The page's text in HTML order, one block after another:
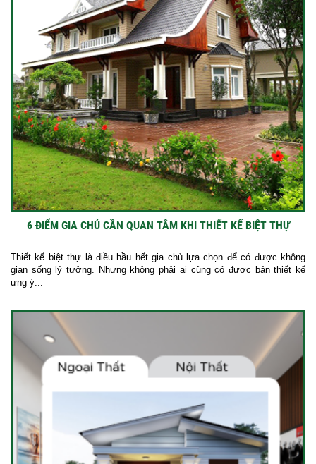
6 ĐIỂM GIA CHỦ CẦN QUAN TÂM KHI THIẾT KẾ BIỆT THỰ
Thiết kế biệt thự là điều hầu hết gia chủ lựa chọn để có được không
gian sống lý tưởng. Nhưng không phải ai cũng có được bản thiết kế
ưng ý...